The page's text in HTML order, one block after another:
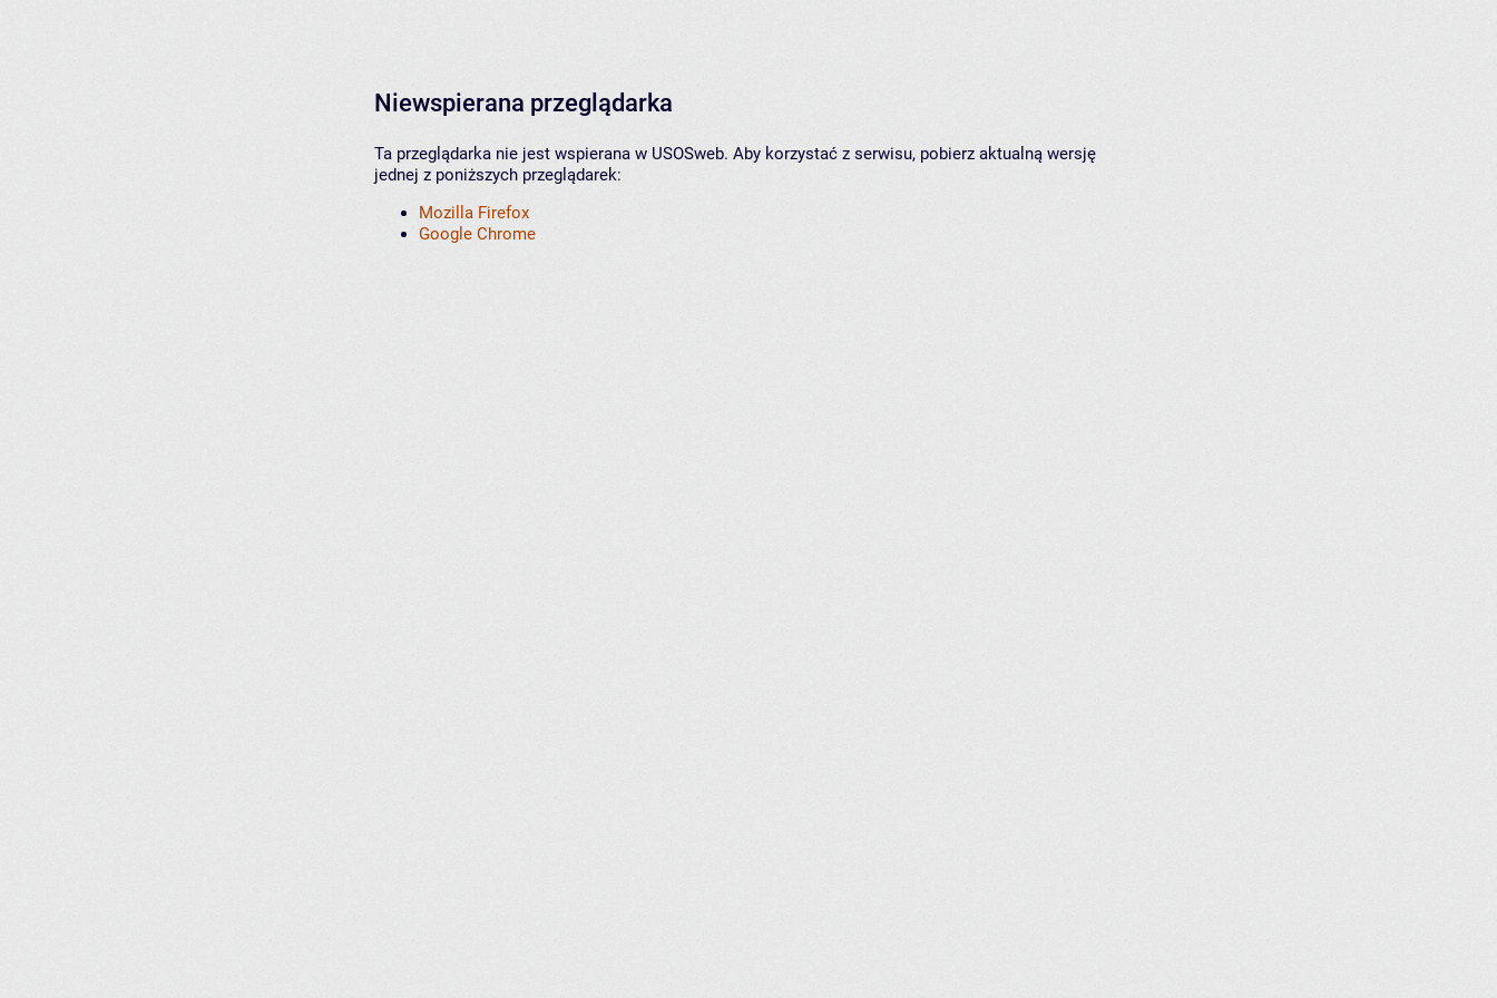
Niewspierana przeglądarka
Ta przeglądarka nie jest wspierana w USOSweb. Aby korzystać z serwisu, pobierz aktualną wersję
jednej z poniższych przeglądarek:
Mozilla Firefox
Google Chrome